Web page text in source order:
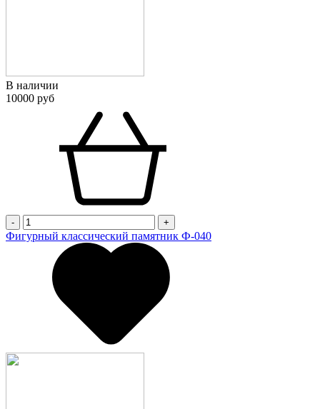
В наличии
10000 руб
- +
Фигурный классический памятник Ф-040